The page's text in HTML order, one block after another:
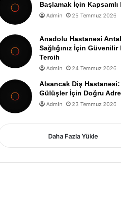
Başlamak İçin Kapsamlı
Admin 25 Temmuz 2026
Anadolu Hastanesi
Sağlığınız İçin Güvenilir
Tercih
Admin 24 Temmuz 2026
Alsancak Diş Hastanesi:
Gülüşler İçin Doğru
Admin 23 Temmuz 2026
Daha Fazla Yükle